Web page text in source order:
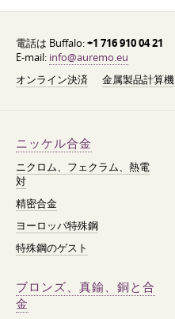
電話は Buffalo:+1 716 910 04 21
E-mail: info@auremo.eu
オンライン決済
金属製品計算機
ニッケル合金
ニクロム、フェクラム、熱電
対
精密合金
ヨーロッパ特殊鋼
特殊鋼のゲスト
ブロンズ、真鍮、銅と合
金